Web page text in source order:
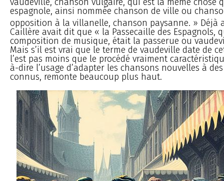
espagnole, ainsi nommée chanson de ville ou
opposition à la villanelle, chanson paysanne. » Déjà
Caillère avait dit que « la Passecaille des Espagnols,
composition de musique, était la passerue ou
Mais s’il est vrai que le terme de vaudeville date de
l’est pas moins que le procédé vraiment
à-dire l’usage d’adapter les chansons nouvelles à
connus, remonte beaucoup plus haut.